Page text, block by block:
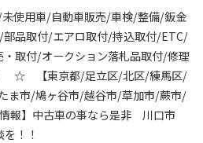
使用車/自動車販売/車検/整備/鈑金
/部品取付/エアロ取付/持込取付/ETC/
取付/オークション落札品取付/修理
☆ 【東京都/足立区/北区/練馬区/
ま市/鳩ヶ谷市/越谷市/草加市/蕨市/
報】中古車の事なら是非 川口市
！！